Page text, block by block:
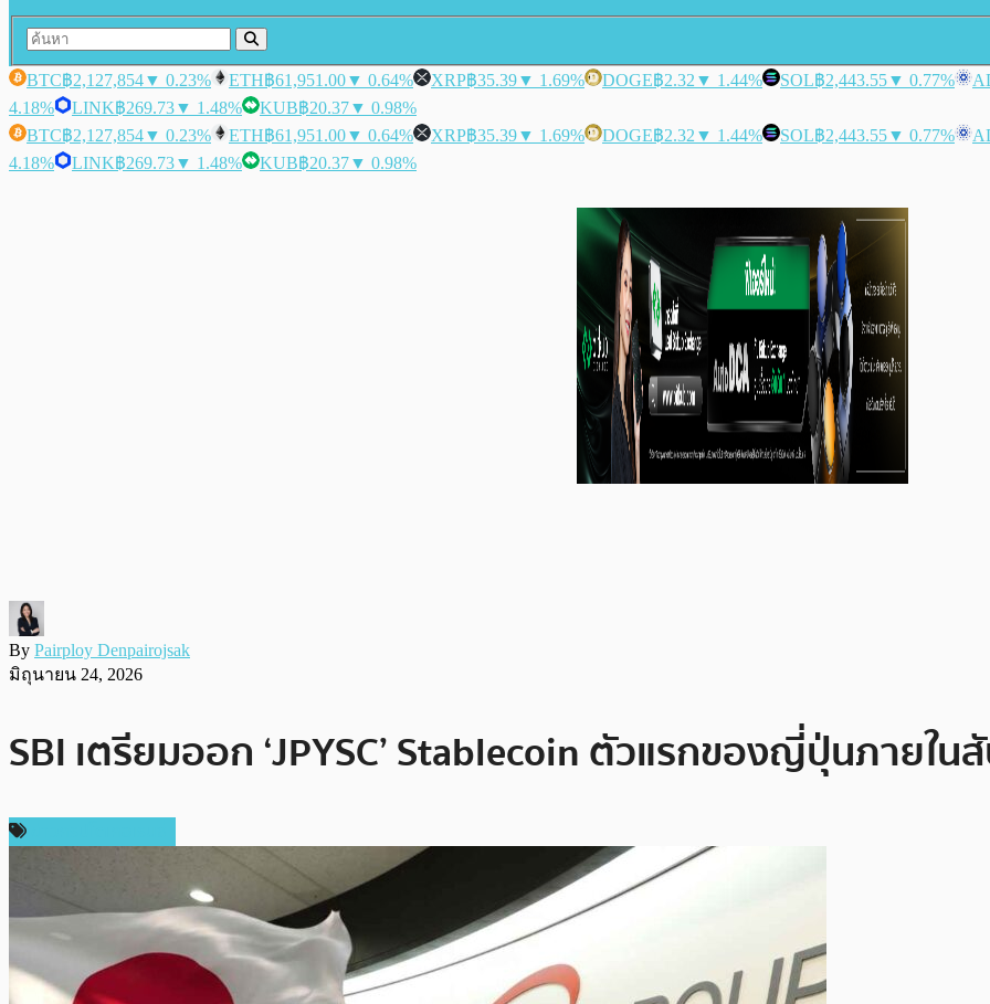
BTC฿2,127,854▼ 0.23% ETH฿61,951.00▼ 0.64% XRP฿35.39▼ 1.69% DOGE฿2.32 ▼ 1.44% SOL฿2,443.55▼ 0.77%
4.18%
LINK฿269.73▼ 1.48% KUB฿20.37▼ 0.98%
BTC฿2,127,854▼ 0.23% ETH฿61,951.00▼ 0.64% XRP฿35.39▼ 1.69% DOGE฿2.32 ▼ 1.44% SOL฿2,443.55▼ 0.77%
4.18%
LINK฿269.73▼ 1.48% KUB฿20.37▼ 0.98%
By Pairploy Denpairojsak
มิถุนายน 24, 2026
SBI เตรียมออก ‘JPYSC’ Stablecoin ตัวแรกของญี่ปุ่นภายใน